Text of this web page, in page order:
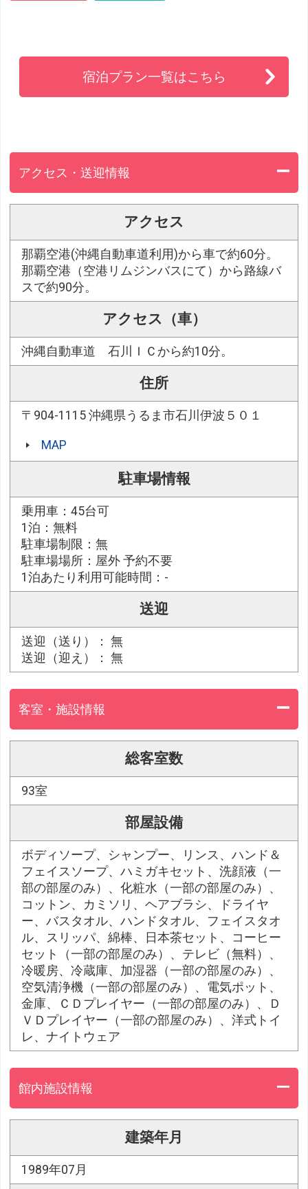
宿泊プラン一覧はこちら
アクセス・送迎情報
アクセス
那覇空港(沖縄自動車道利用)から車で約60分。
那覇空港（空港リムジンバスにて）から路線バ
スで約90分。
アクセス（車）
沖縄自動車道 石川ＩＣから約10分。
住所
〒904-1115 沖縄県うるま市石川伊波５０１
MAP
駐車場情報
乗用車：45台可
1泊：無料
駐車場制限：無
駐車場場所：屋外 予約不要
1泊あたり利用可能時間：-
送迎
送迎（送り）： 無
送迎（迎え）： 無
客室・施設情報
総客室数
93室
部屋設備
ボディソープ、シャンプー、リンス、ハンド＆
フェイスソープ、ハミガキセット、洗顔液（一
部の部屋のみ）、化粧水（一部の部屋のみ）、
コットン、カミソリ、ヘアブラシ、ドライヤ
ー、バスタオル、ハンドタオル、フェイスタオ
ル、スリッパ、綿棒、日本茶セット、コーヒー
セット（一部の部屋のみ）、テレビ（無料）、
冷暖房、冷蔵庫、加湿器（一部の部屋のみ）、
空気清浄機（一部の部屋のみ）、電気ポット、
金庫、ＣＤプレイヤー（一部の部屋のみ）、Ｄ
ＶＤプレイヤー（一部の部屋のみ）、洋式トイ
レ、ナイトウェア
館内施設情報
建築年月
1989年07月